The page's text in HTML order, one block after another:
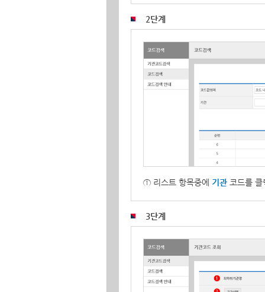
2단계
① 리스트 항목중에 기관 코드를 클
3단계